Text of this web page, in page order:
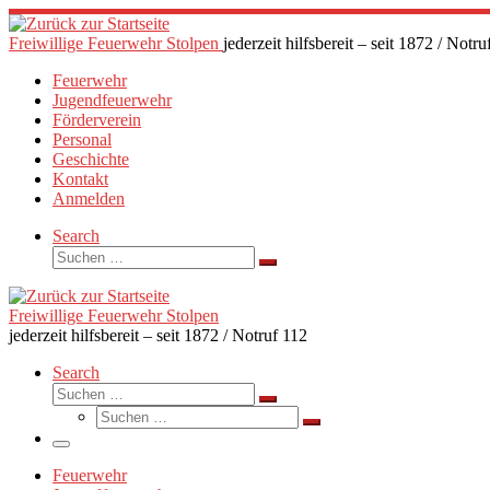
Zum
Inhalt
springen
Freiwillige Feuerwehr Stolpen jederzeit hilfsbereit – seit 1872 /
Feuerwehr
Jugendfeuerwehr
Förderverein
Personal
Geschichte
Kontakt
Anmelden
Search
Suche
Suchen …
Freiwillige Feuerwehr Stolpen
jederzeit hilfsbereit – seit 1872 / Notruf 112
Search
Suche
Suchen …
Suche
Suchen …
Menü
Feuerwehr